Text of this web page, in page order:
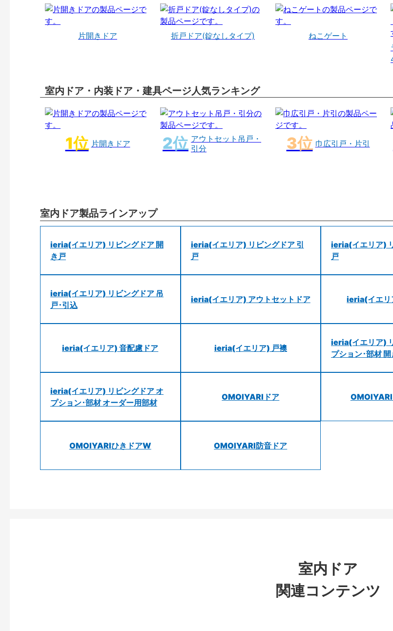
片開きドア 折戸ドア(錠なしタイプ)
ねこゲート
室内ドア・内装ドア・建具ページ人気ランキング
片開きドア
アウトセット吊戸・
引分
巾広引戸・片引
室内ドア製品ラインアップ
ieria(イエリア) リビングドア 開
き戸
ieria(イエリア) リビングドア 引
戸
ieria(イエリア)
戸
ieria(イエリア) リビングドア 吊
戸･引込
ieria(イエリア) アウトセットドア ieria(イエリ
ieria(イエリア) 音配慮ドア ieria(イエリア) 戸襖
ieria(イエリア)
プション･部材
ieria(イエリア) リビングドア オ
プション･部材 オーダー用部材
OMOIYARIドア
OMOIYARIひきドアW OMOIYARI防音ドア
室内ドア
関連コンテンツ